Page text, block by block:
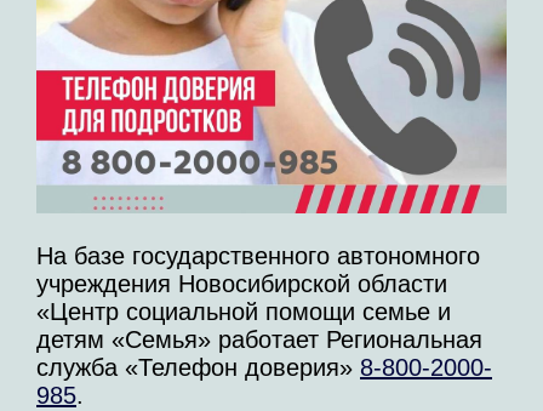
На базе государственного автономного
учреждения Новосибирской области
«Центр социальной помощи семье и
детям «Семья» работает Региональная
служба «Телефон доверия» 8-800-2000-
985.